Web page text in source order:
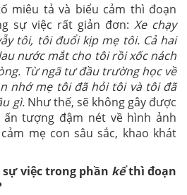
miêu tả và biểu cảm thì đoạn
sự việc rất giản đơn: Xe chạy
tôi, tôi đuổi kịp mẹ tôi. Cả hai
nước mắt cho tôi rồi xốc nách
Từ ngã tư đầu trường học về
nhớ mẹ tôi đã hỏi tôi và tôi đã
gì.Như thế, sẽ không gây được
tượng đậm nét về hình ảnh
mẹ con sâu sắc, khao khát
việc trong phần kểthì đoạn